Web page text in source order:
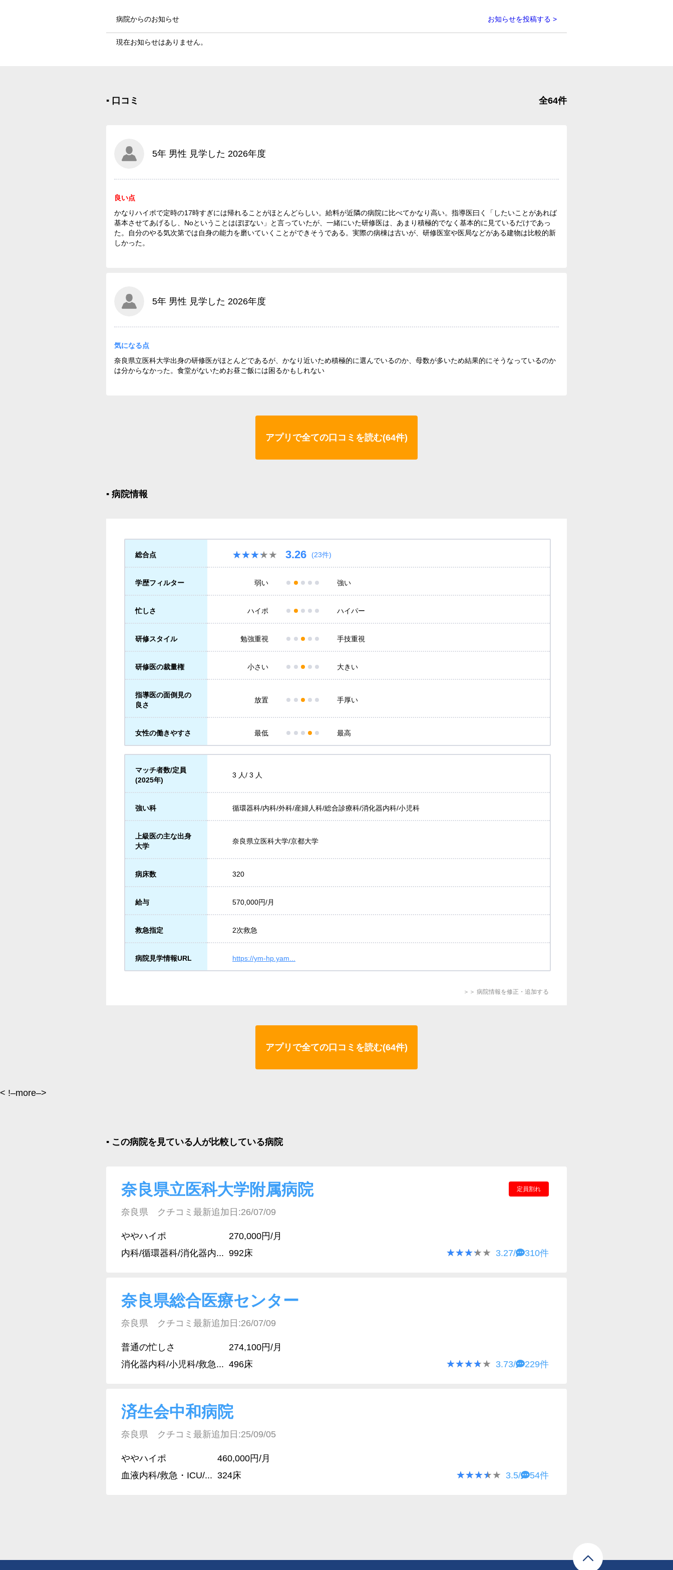
病院からのお知らせ お知らせを投稿する >
現在お知らせはありません。
▪︎ 口コミ 全64件
5年 男性 見学した 2026年度
良い点
かなりハイポで定時の17時すぎには帰れることがほとんどらしい。給料が近隣の病院に比べてかなり高い。指導医曰く「したいことがあれば
基本させてあげるし、Noということはぼぼない」と言っていたが、一緒にいた研修医は、あまり積極的でなく基本的に見ているだけであっ
た。自分のやる気次第では自身の能力を磨いていくことができそうである。実際の病棟は古いが、研修医室や医局などがある建物は比較的新
しかった。
5年 男性 見学した 2026年度
気になる点
奈良県立医科大学出身の研修医がほとんどであるが、かなり近いため積極的に選んでいるのか、母数が多いため結果的にそうなっているのか
は分からなかった。食堂がないためお昼ご飯には困るかもしれない
アプリで全ての口コミを読む(64件)
▪︎ 病院情報
総合点 ★★★★★
★★★★★ 3.26 (23件)
学歴フィルター 弱い 強い
忙しさ ハイポ ハイパー
研修スタイル 勉強重視 手技重視
研修医の裁量権 小さい 大きい
指導医の面倒見の
良さ
放置 手厚い
女性の働きやすさ 最低 最高
マッチ者数/定員
(2025年)
3 人/ 3 人
強い科 循環器科/内科/外科/産婦人科/総合診療科/消化器内科/小児科
上級医の主な出身
大学
奈良県立医科大学/京都大学
病床数 320
給与 570,000円/月
救急指定 2次救急
病院見学情報URL https://ym-hp.yam...
＞＞ 病院情報を修正・追加する
アプリで全ての口コミを読む(64件)
< !–more–>
▪︎ この病院を見ている人が比較している病院
奈良県立医科大学附属病院
奈良県 クチコミ最新追加日:26/07/09
★★★★★
★★★★★ 3.27/ 310件
ややハイポ
内科/循環器科/消化器内...
270,000円/月
992床
定員割れ
奈良県総合医療センター
奈良県 クチコミ最新追加日:26/07/09
★★★★★
★★★★★ 3.73/ 229件
普通の忙しさ
消化器内科/小児科/救急...
274,100円/月
496床
済生会中和病院
奈良県 クチコミ最新追加日:25/09/05
★★★★★
★★★★★ 3.5/ 54件
ややハイポ
血液内科/救急・ICU/...
460,000円/月
324床